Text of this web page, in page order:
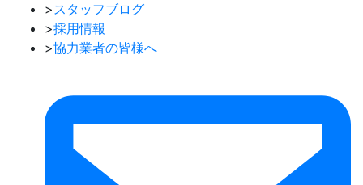
>スタッフブログ
>採用情報
>協力業者の皆様へ